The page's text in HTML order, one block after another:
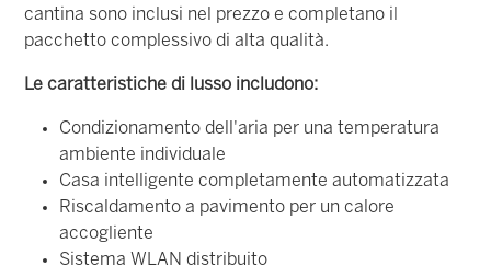
cantina sono inclusi nel prezzo e completano il
pacchetto complessivo di alta qualità.
Le caratteristiche di lusso includono:
Condizionamento dell'aria per una temperatura
ambiente individuale
Casa intelligente completamente automatizzata
Riscaldamento a pavimento per un calore
accogliente
Sistema WLAN distribuito